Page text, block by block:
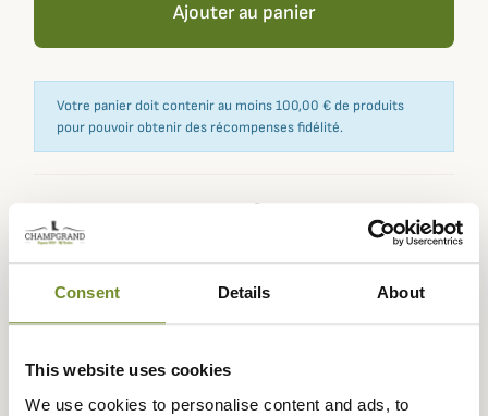
Consent Details About
This website uses cookies
We use cookies to personalise content and ads, to
Ajouter au panier
Votre panier doit contenir au moins 100,00 € de produits
pour pouvoir obtenir des récompenses fidélité.
Expédié dans
la journée
retour sous
sécurisé
Paiement en
3 fois dès 100
euros